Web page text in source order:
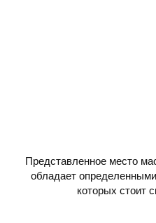
Представленное место
обладает
которых стоит